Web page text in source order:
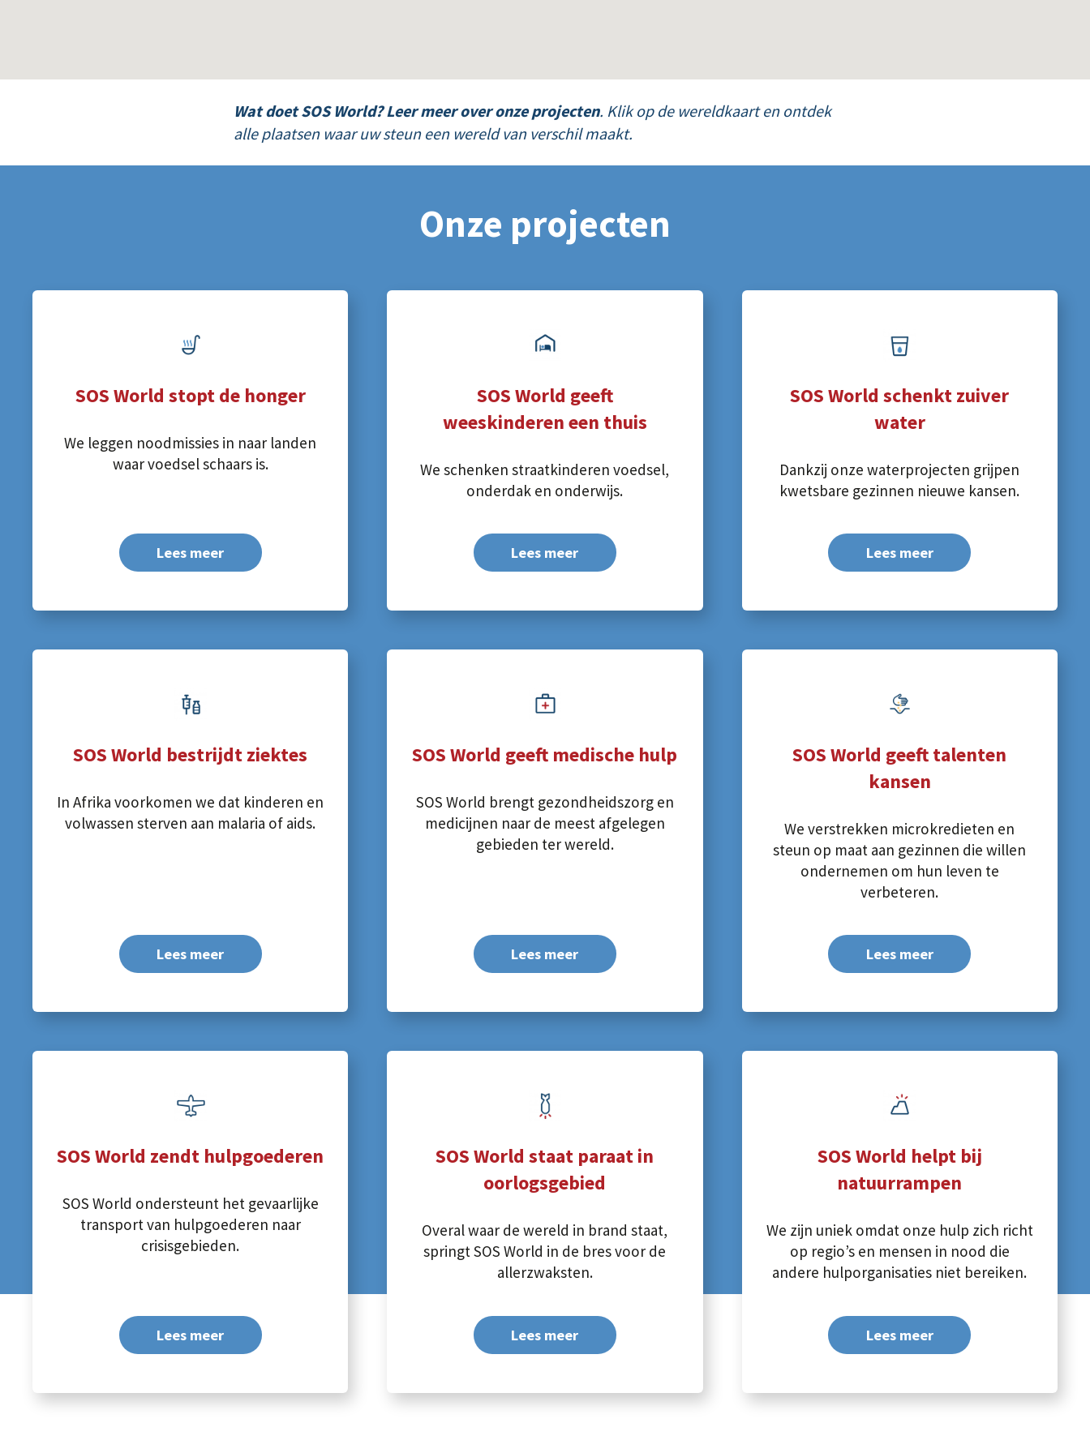
Wat doet SOS World?Leer meer over onze projecten. Klik op de wereldkaart en ontdek
alle plaatsen waar uw steun een wereld van verschil maakt.
Onze projecten
SOS World stopt de honger
We leggen noodmissies in naar landen
waar voedsel schaars is.
Lees meer
SOS World geeft
weeskinderen een thuis
We schenken straatkinderen voedsel,
onderdak en onderwijs.
Lees meer
SOS World schenkt zuiver
water
Dankzij onze waterprojecten grijpen
kwetsbare gezinnen nieuwe kansen.
Lees meer
SOS World bestrijdt ziektes
In Afrika voorkomen we dat kinderen en
volwassen sterven aan malaria of aids.
Lees meer
SOS World geeft medische hulp
SOS World brengt gezondheidszorg en
medicijnen naar de meest afgelegen
gebieden ter wereld.
Lees meer
SOS World geeft talenten
kansen
We verstrekken microkredieten en
steun op maat aan gezinnen die willen
ondernemen om hun leven te
verbeteren.
Lees meer
SOS World zendt hulpgoederen
SOS World ondersteunt het gevaarlijke
transport van hulpgoederen naar
crisisgebieden.
Lees meer
SOS World staat paraat in
oorlogsgebied
Overal waar de wereld in brand staat,
springt SOS World in de bres voor de
allerzwaksten.
Lees meer
SOS World helpt bij
natuurrampen
We zijn uniek omdat onze hulp zich richt
op regio’s en mensen in nood die
andere hulporganisaties niet bereiken.
Lees meer